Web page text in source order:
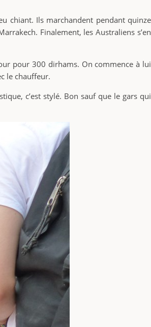
chiant. Ils marchandent pendant quinze
Finalement, les Australiens s’en
pour 300 dirhams. On commence à lui
le chauffeur.
c’est stylé. Bon sauf que le gars qui